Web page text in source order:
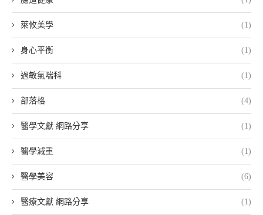
萊攸美學 (1)
身心平衡 (1)
過敏氣喘科 (1)
部落格 (4)
醫學文獻 網路分享 (1)
醫學減重 (1)
醫學美容 (6)
醫療文獻 網路分享 (1)